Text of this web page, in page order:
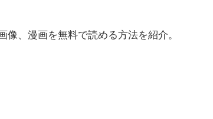
、漫画を無料で読める方法を紹介。